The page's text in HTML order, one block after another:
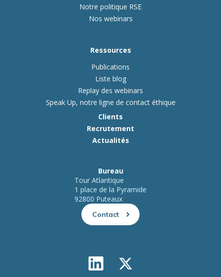
Notre politique RSE
Nos webinars
Ressources
Publications
Liste blog
Replay des webinars
Speak Up, notre ligne de contact éthique
Clients
Recrutement
Actualités
Bureau
Tour Atlantique
1 place de la Pyramide
92800 Puteaux
Contact